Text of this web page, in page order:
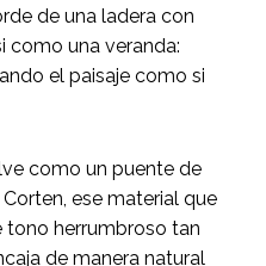
de una ladera con
como una veranda:
el paisaje como si
como un puente de
ese material que
tono herrumbroso tan
de manera natural